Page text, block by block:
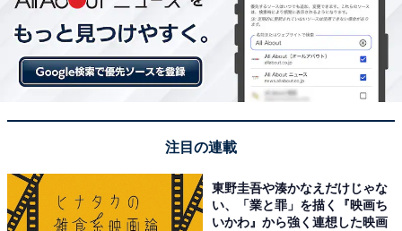
注目の連載
東野圭吾や湊かなえだけじゃな
い、「業と罪」を描く『映画ち
いかわ』から強く連想した映画